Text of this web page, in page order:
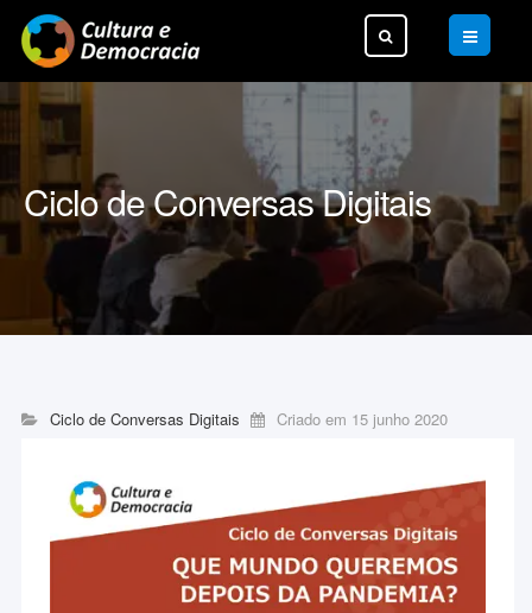
Pesquisar...
Ciclo de Conversas Digitais
Ciclo de Conversas Digitais Criado em 15 junho 2020